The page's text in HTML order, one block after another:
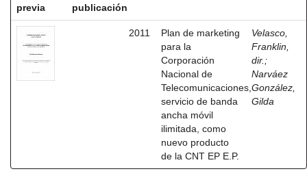
previa
publicación
2011
Plan de marketing
para la
Corporación
Nacional de
Telecomunicaciones,
servicio de banda
ancha móvil
ilimitada, como
nuevo producto
de la CNT EP E.P.
Velasco,
Franklin,
dir. ;
Narváez
González,
Gilda